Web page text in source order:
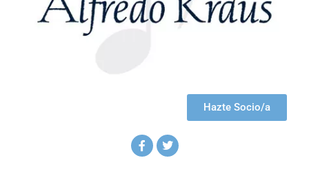
Hazte Socio/a